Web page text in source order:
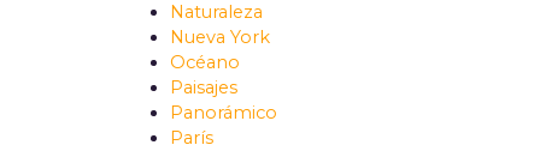
Naturaleza
Nueva York
Océano
Paisajes
Panorámico
París